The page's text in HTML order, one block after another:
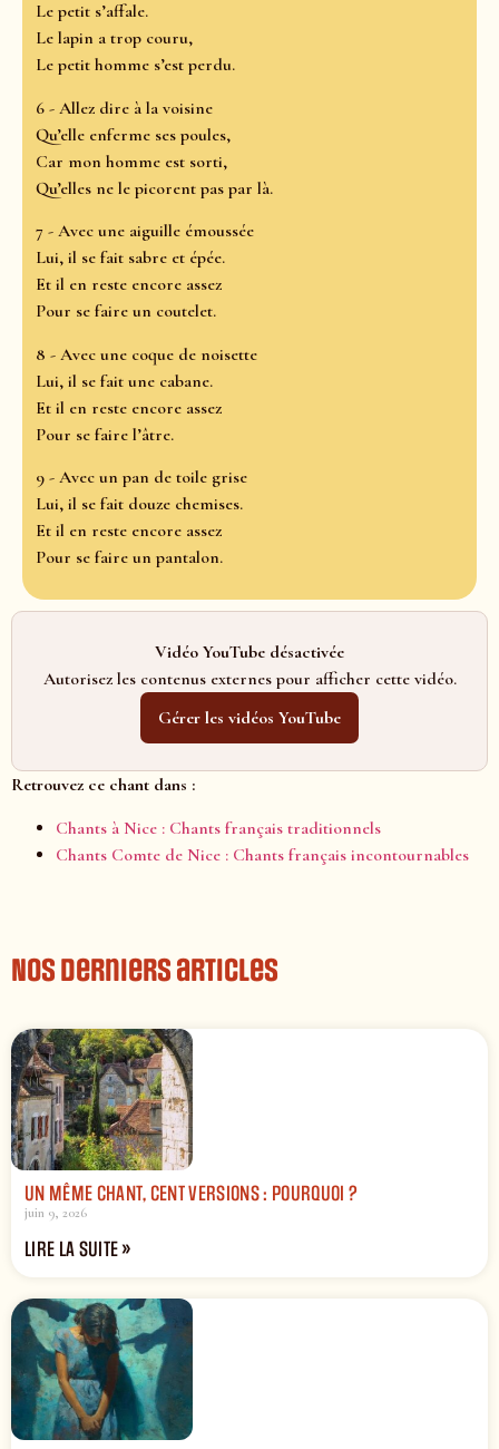
Le petit s’affale.
Le lapin a trop couru,
Le petit homme s’est perdu.
6 - Allez dire à la voisine
Qu’elle enferme ses poules,
Car mon homme est sorti,
Qu’elles ne le picorent pas par là.
7 - Avec une aiguille émoussée
Lui, il se fait sabre et épée.
Et il en reste encore assez
Pour se faire un coutelet.
8 - Avec une coque de noisette
Lui, il se fait une cabane.
Et il en reste encore assez
Pour se faire l’âtre.
9 - Avec un pan de toile grise
Lui, il se fait douze chemises.
Et il en reste encore assez
Pour se faire un pantalon.
Vidéo YouTube désactivée
Autorisez les contenus externes pour afficher cette vidéo.
Gérer les vidéos YouTube
Retrouvez ce chant dans :
Chants à Nice : Chants français traditionnels
Chants Comte de Nice : Chants français incontournables
Nos derniers articles
UN MÊME CHANT, CENT VERSIONS : POURQUOI ?
juin 9, 2026
LIRE LA SUITE »